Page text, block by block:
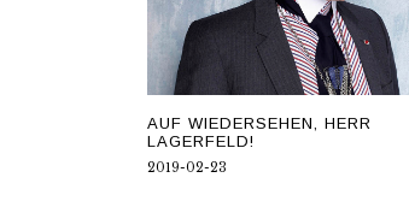
AUF WIEDERSEHEN, HERR
LAGERFELD!
2019-02-23